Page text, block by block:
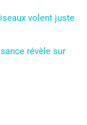
volent juste
révèle sur